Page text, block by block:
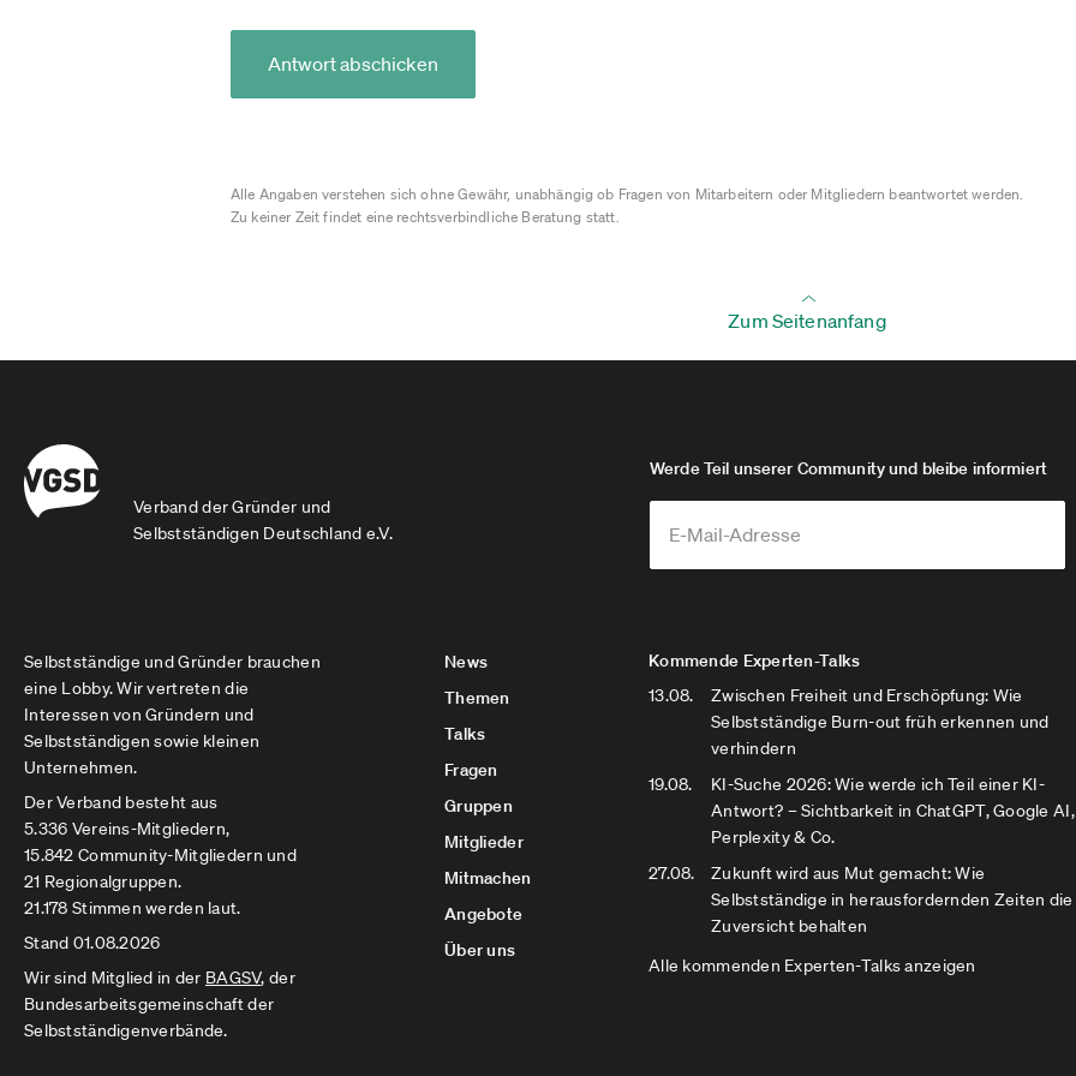
Antwort abschicken
Alle Angaben verstehen sich ohne Gewähr, unabhängig ob Fragen von Mitarbeitern oder Mitgliedern beantwortet werden.
Zu keiner Zeit findet eine rechtsverbindliche Beratung statt.
Zum Seitenanfang
Verband der Gründer und
Selbstständigen Deutschland e.V.
Werde Teil unserer Community und bleibe informiert
Selbstständige und Gründer brauchen
eine Lobby. Wir vertreten die
Interessen von Gründern und
Selbstständigen sowie kleinen
Unternehmen.
Der Verband besteht aus
5.336 Vereins-Mitgliedern,
15.842 Community-Mitgliedern und
21 Regionalgruppen.
21.178 Stimmen werden laut.
Stand 01.08.2026
Wir sind Mitglied in der BAGSV, der
Bundesarbeitsgemeinschaft der
Selbstständigenverbände.
News
Themen
Talks
Fragen
Gruppen
Mitglieder
Mitmachen
Angebote
Über uns
Kommende Experten-Talks
13.08.
Zwischen Freiheit und Erschöpfung: Wie
Selbstständige Burn-out früh erkennen und
verhindern
19.08.
KI-Suche 2026: Wie werde ich Teil einer KI-
Antwort? – Sichtbarkeit in ChatGPT, Google AI,
Perplexity & Co.
27.08.
Zukunft wird aus Mut gemacht: Wie
Selbstständige in herausfordernden Zeiten die
Zuversicht behalten
Alle kommenden Experten-Talks anzeigen